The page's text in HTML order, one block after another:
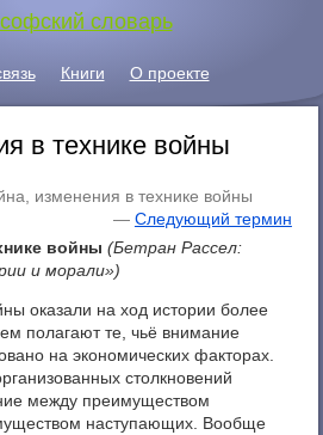
словарь
Книги О проекте
в технике войны
изменения в технике войны
— Следующий термин
войны (Бетран Рассел:
и морали»)
оказали на ход истории более
полагают те, чьё внимание
на экономических факторах.
столкновений
между преимуществом
наступающих. Вообще